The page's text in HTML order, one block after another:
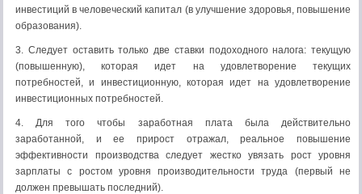
инвестиций в человеческий капитал (в улучшение здоровья, повышение
образования).
3. Следует оставить только две ставки подоходного налога: текущую
(повышенную), которая идет на удовлетворение текущих
потребностей, и инвестиционную, которая идет на удовлетворение
инвестиционных потребностей.
4. Для того чтобы заработная плата была действительно
заработанной, и ее прирост отражал, реальное повышение
эффективности производства следует жестко увязать рост уровня
зарплаты с ростом уровня производительности труда (первый не
должен превышать последний).